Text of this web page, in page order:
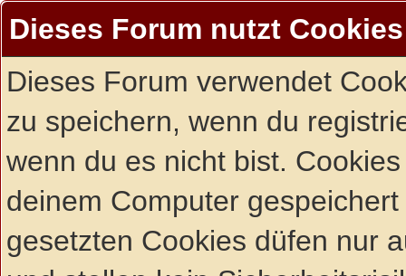
Dieses Forum nutzt Cookies
Dieses Forum verwendet
zu speichern, wenn du
wenn du es nicht bist.
deinem Computer
gesetzten Cookies düfen nur